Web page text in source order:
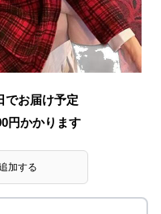
でお届け予定
円かかります
加する